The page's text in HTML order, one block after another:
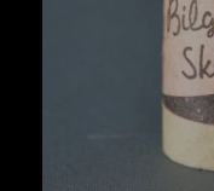
LANDESSCHÜTZEN
IL KAISERJÄGER
IL KAISERJÄGER
DER SKIFAHRER
LE TRUPPE